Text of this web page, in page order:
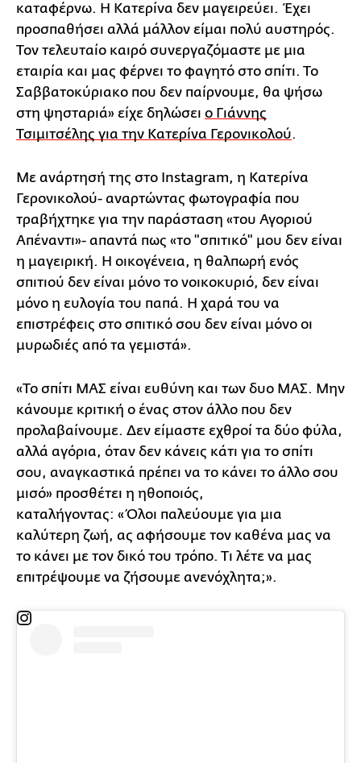
καταφέρνω. Η Κατερίνα δεν μαγειρεύει. Έχει
προσπαθήσει αλλά μάλλον είμαι πολύ αυστηρός.
Τον τελευταίο καιρό συνεργαζόμαστε με μια
εταιρία και μας φέρνει το φαγητό στο σπίτι. Το
Σαββατοκύριακο που δεν παίρνουμε, θα ψήσω
στη ψησταριά» είχε δηλώσει ο Γιάννης
Τσιμιτσέλης για την Κατερίνα Γερονικολού.
Με ανάρτησή της στο Instagram, η Κατερίνα
Γερονικολού- αναρτώντας φωτογραφία που
τραβήχτηκε για την παράσταση «του Αγοριού
Απέναντι»- απαντά πως «το "σπιτικό" μου δεν είναι
η μαγειρική. Η οικογένεια, η θαλπωρή ενός
σπιτιού δεν είναι μόνο το νοικοκυριό, δεν είναι
μόνο η ευλογία του παπά. Η χαρά του να
επιστρέφεις στο σπιτικό σου δεν είναι μόνο οι
μυρωδιές από τα γεμιστά».
«Το σπίτι ΜΑΣ είναι ευθύνη και των δυο ΜΑΣ. Μην
κάνουμε κριτική ο ένας στον άλλο που δεν
προλαβαίνουμε. Δεν είμαστε εχθροί τα δύο φύλα,
αλλά αγόρια, όταν δεν κάνεις κάτι για το σπίτι
σου, αναγκαστικά πρέπει να το κάνει το άλλο σου
μισό» προσθέτει η ηθοποιός,
καταλήγοντας: «Όλοι παλεύουμε για μια
καλύτερη ζωή, ας αφήσουμε τον καθένα μας να
το κάνει με τον δικό του τρόπο. Τι λέτε να μας
επιτρέψουμε να ζήσουμε ανενόχλητα;».